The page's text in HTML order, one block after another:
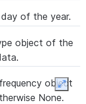
of the year.
object of the
object
None.